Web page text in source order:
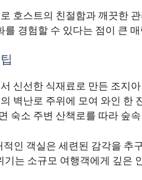
호스트의 친절함과 깨끗한
경험할 수 있다는 점이 큰
신선한 식재료로 만든 조지
벽난로 주위에 모여 와인 한
숙소 주변 산책로를 따라 숲
적인 객실은 세련된 감각을 추
기는 소규모 여행객에게 깊은